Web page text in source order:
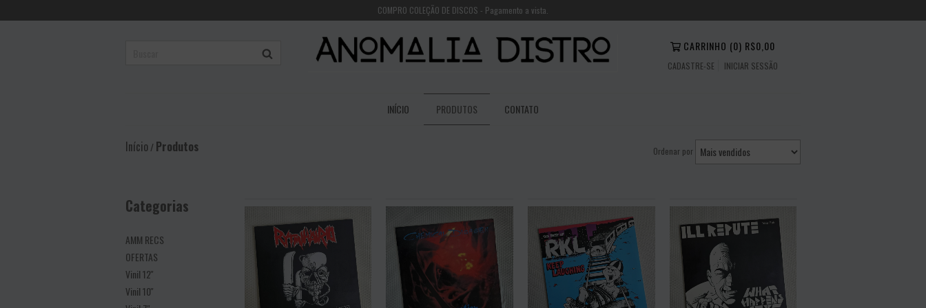
COMPRO COLEÇÃO DE DISCOS - Pagamento a vista.
CARRINHO (0) R$0,00
CADASTRE-SE INICIAR SESSÃO
INÍCIO PRODUTOS CONTATO
Início/Produtos Ordenar por
Categorias
AMM RECS
OFERTAS
Vinil 12''
Vinil 10''